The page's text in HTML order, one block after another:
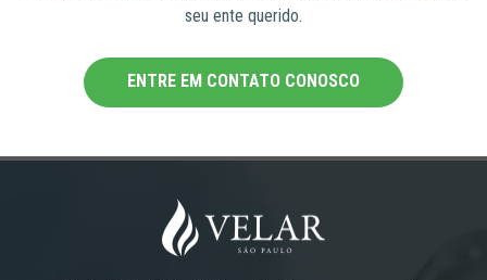
seu ente querido.
ENTRE EM CONTATO CONOSCO